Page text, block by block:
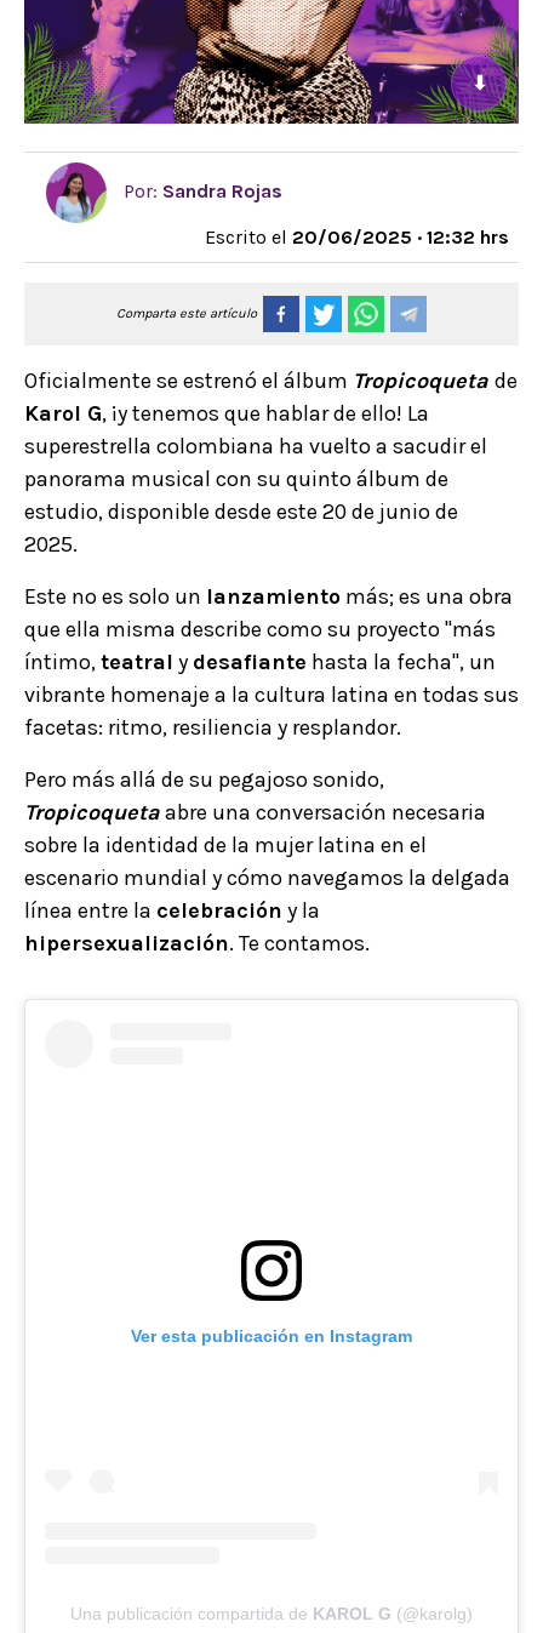
⬇
Por: Sandra Rojas
Escrito el 20/06/2025 · 12:32 hrs
Comparta este artículo
Oficialmente se estrenó el álbum Tropicoqueta de
Karol G, ¡y tenemos que hablar de ello! La
superestrella colombiana ha vuelto a sacudir el
panorama musical con su quinto álbum de
estudio, disponible desde este 20 de junio de
2025.
Este no es solo un lanzamiento más; es una obra
que ella misma describe como su proyecto "más
íntimo,teatral y desafiante hasta la fecha", un
vibrante homenaje a la cultura latina en todas sus
facetas: ritmo, resiliencia y resplandor.
Pero más allá de su pegajoso sonido,
Tropicoquetaabre una conversación necesaria
sobre la identidad de la mujer latina en el
escenario mundial y cómo navegamos la delgada
línea entre la celebración y la
hipersexualización. Te contamos.
Ver esta publicación en Instagram
Una publicación compartida de KAROL G (@karolg)